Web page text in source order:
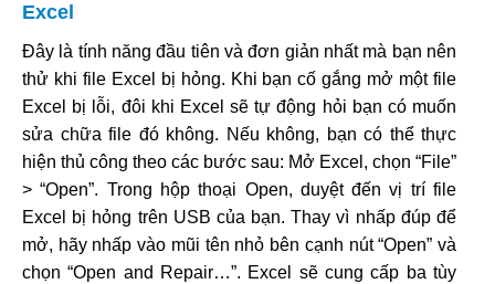
Excel
Đây là tính năng đầu tiên và đơn giản nhất mà bạn nên
thử khi file Excel bị hỏng. Khi bạn cố gắng mở một file
Excel bị lỗi, đôi khi Excel sẽ tự động hỏi bạn có muốn
sửa chữa file đó không. Nếu không, bạn có thể thực
hiện thủ công theo các bước sau: Mở Excel, chọn “File”
> “Open”. Trong hộp thoại Open, duyệt đến vị trí file
Excel bị hỏng trên USB của bạn. Thay vì nhấp đúp để
mở, hãy nhấp vào mũi tên nhỏ bên cạnh nút “Open” và
chọn “Open and Repair…”. Excel sẽ cung cấp ba tùy